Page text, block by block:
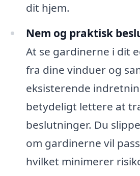
dit hjem.
Nem og praktisk
At se gardinerne i dit
fra dine vinduer og
eksisterende
betydeligt lettere at
beslutninger. Du
om gardinerne vil
hvilket minimerer